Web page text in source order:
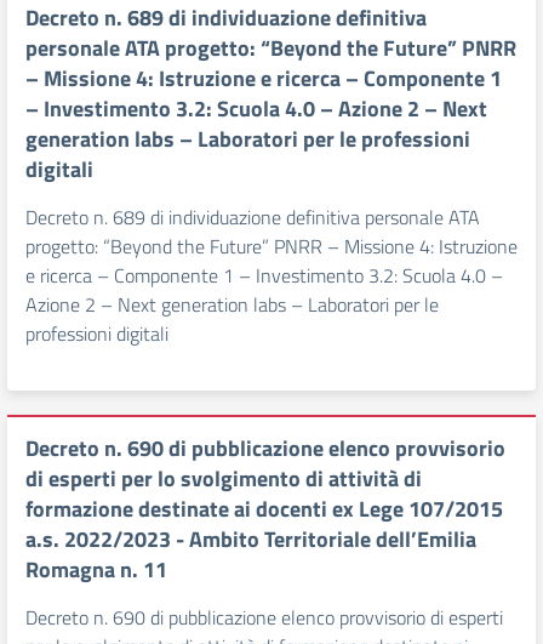
Decreto n. 689 di individuazione definitiva
personale ATA progetto: “Beyond the Future” PNRR
– Missione 4: Istruzione e ricerca – Componente 1
– Investimento 3.2: Scuola 4.0 – Azione 2 – Next
generation labs – Laboratori per le professioni
digitali
Decreto n. 689 di individuazione definitiva personale ATA
progetto: “Beyond the Future” PNRR – Missione 4: Istruzione
e ricerca – Componente 1 – Investimento 3.2: Scuola 4.0 –
Azione 2 – Next generation labs – Laboratori per le
professioni digitali
Decreto n. 690 di pubblicazione elenco provvisorio
di esperti per lo svolgimento di attività di
formazione destinate ai docenti ex Lege 107/2015
a.s. 2022/2023 - Ambito Territoriale dell’Emilia
Romagna n. 11
Decreto n. 690 di pubblicazione elenco provvisorio di esperti